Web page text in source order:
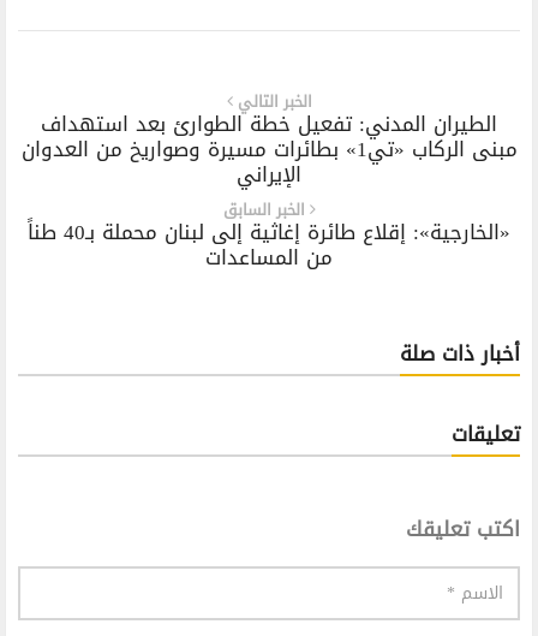
الخبر التالي
الطيران المدني: تفعيل خطة الطوارئ بعد استهداف
مبنى الركاب «تي1» بطائرات مسيرة وصواريخ من العدوان
الإيراني
الخبر السابق
«الخارجية»: إقلاع طائرة إغاثية إلى لبنان محملة بـ40 طناً
من المساعدات
أخبار ذات صلة
تعليقات
اكتب تعليقك